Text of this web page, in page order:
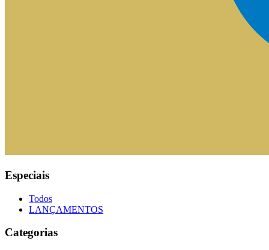
Especiais
Todos
LANÇAMENTOS
Categorias